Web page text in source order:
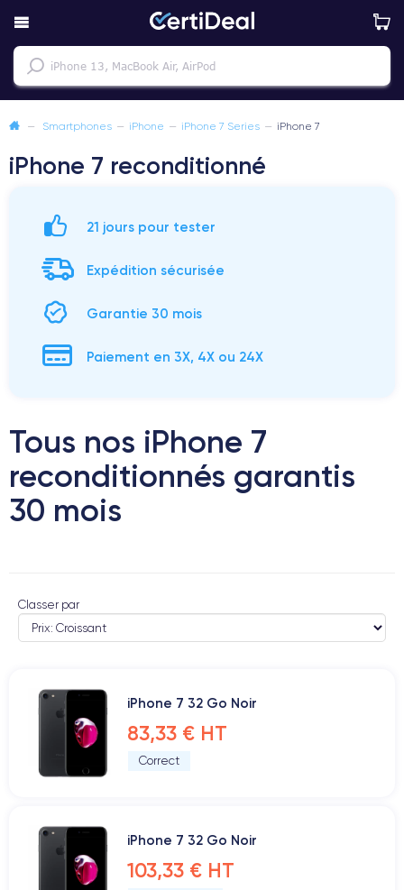
— Smartphones — iPhone — iPhone 7 Series — iPhone 7
iPhone 7 reconditionné
21 jours pour tester
Expédition sécurisée
Garantie 30 mois
Paiement en 3X, 4X ou 24X
Tous nos iPhone 7
reconditionnés garantis
30 mois
Classer par
iPhone 7 32 Go Noir
83,33 € HT
Correct
iPhone 7 32 Go Noir
103,33 € HT